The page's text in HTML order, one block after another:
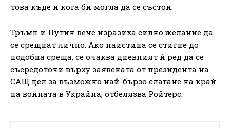
това къде и кога би могла да се състои.
Тръмп и Путин вече изразиха силно желание да
се срещнат лично. Ако наистина се стигне до
подобна среща, се очаква дневният ѝ ред да се
съсредоточи върху заявената от президента на
САЩ цел за възможно най-бързо слагане на край
на войната в Украйна, отбелязва Ройтерс.